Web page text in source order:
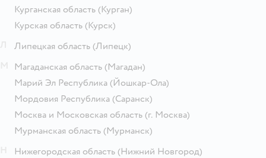
Курганская область (Курган)
Курская область (Курск)
Липецкая область (Липецк)
Магаданская область (Магадан)
Марий Эл Республика (Йошкар-Ола)
Мордовия Республика (Саранск)
Москва и Московская область (г. Москва)
Мурманская область (Мурманск)
Нижегородская область (Нижний Новгород)